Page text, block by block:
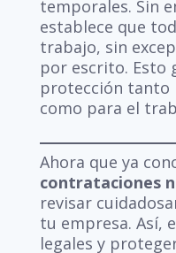
temporales. Sin
establece que
trabajo, sin
por escrito. Esto
protección tanto
como para el
Ahora que ya
contrataciones
revisar
tu empresa. Así,
legales y